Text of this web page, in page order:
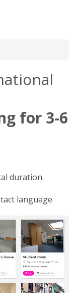
for 3-6
duration.
language.